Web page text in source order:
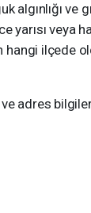
algınlığı
yarısı veya
hangi ilçede
adres